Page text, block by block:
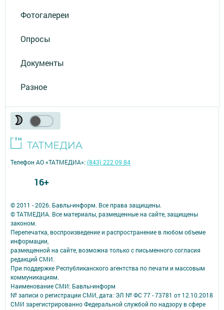
Фотогалереи
Опросы
Документы
Разное
© 2011 - 2026. Бавлы-информ. Все права защищены.
© ТАТМЕДИА. Все материалы, размещенные на сайте, защищены
законом.
Перепечатка, воспроизведение и распространение в любом объеме
информации,
размещенной на сайте, возможна только с письменного согласия
редакций СМИ.
При поддержке Республиканского агентства по печати и массовым
коммуникациям.
Наименование СМИ: Бавлы-информ
№ записи о регистрации СМИ, дата: ЭЛ № ФС 77 - 73781 от 12.10.2018
СМИ зарегистрированно Федеральной службой по надзору в сфере
Телефон АО «ТАТМЕДИА»:(843) 222 09 84
16+